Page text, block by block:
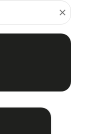
close